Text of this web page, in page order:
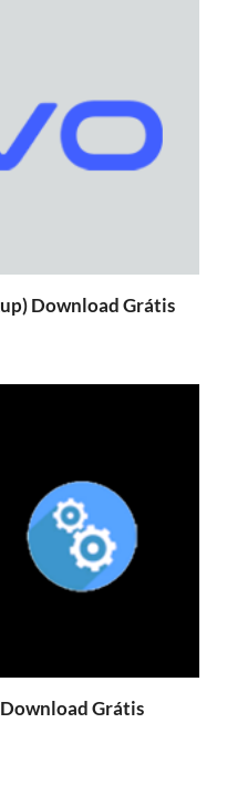
Download Grátis
Download Grátis